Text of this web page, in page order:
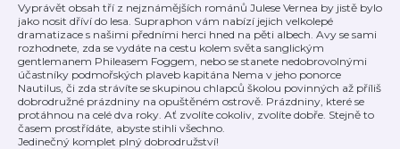
Vyprávět obsah tří z nejznámějších románů Julese Vernea by jistě bylo
jako nosit dříví do lesa. Supraphon vám nabízí jejich velkolepé
dramatizace s našimi předními herci hned na pěti albech. Avy se sami
rozhodnete, zda se vydáte na cestu kolem světa sanglickým
gentlemanem Phileasem Foggem, nebo se stanete nedobrovolnými
účastníky podmořských plaveb kapitána Nema v jeho ponorce
Nautilus, či zda strávíte se skupinou chlapců školou povinných až příliš
dobrodružné prázdniny na opuštěném ostrově. Prázdniny, které se
protáhnou na celé dva roky. Ať zvolíte cokoliv, zvolíte dobře. Stejně to
časem prostřídáte, abyste stihli všechno.
Jedinečný komplet plný dobrodružství!